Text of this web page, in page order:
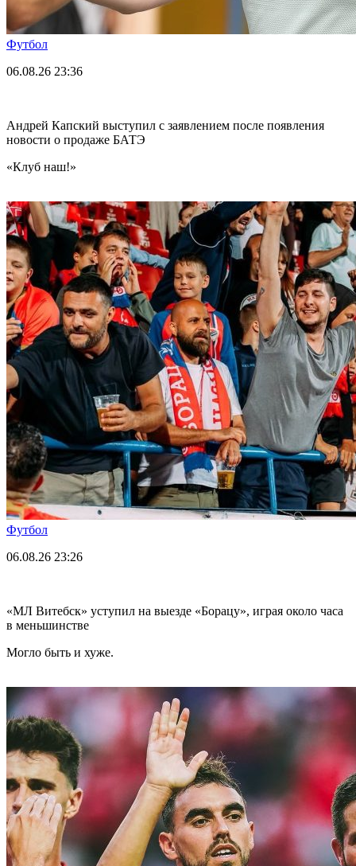
Футбол
06.08.26 23:36
Андрей Капский выступил с заявлением после появления
новости о продаже БАТЭ
«Клуб наш!»
Футбол
06.08.26 23:26
«МЛ Витебск» уступил на выезде «Борацу», играя около часа
в меньшинстве
Могло быть и хуже.